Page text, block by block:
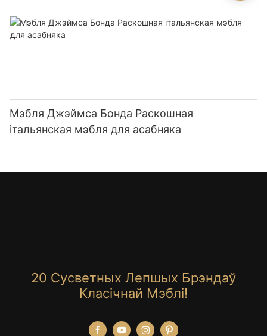
Мэбля Джэймса Бонда Раскошная
італьянская мэбля для асабняка
20 Сусветных Лепшых Брэндаў
Класічнай Мэблі!